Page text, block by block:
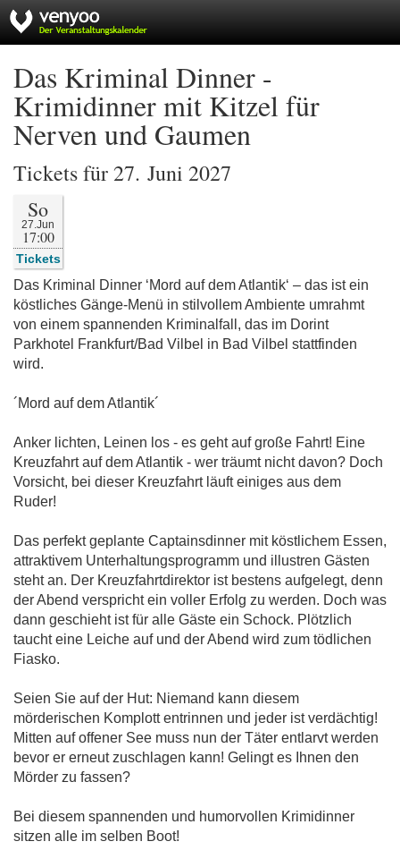
Das Kriminal Dinner -
Krimidinner mit Kitzel für
Nerven und Gaumen
Tickets für 27. Juni 2027
So
27.Jun
17:00
Tickets
Das Kriminal Dinner ‘Mord auf dem Atlantik‘ – das ist ein
köstliches Gänge-Menü in stilvollem Ambiente umrahmt
von einem spannenden Kriminalfall, das im Dorint
Parkhotel Frankfurt/Bad Vilbel in Bad Vilbel stattfinden
wird.
´Mord auf dem Atlantik´
Anker lichten, Leinen los - es geht auf große Fahrt! Eine
Kreuzfahrt auf dem Atlantik - wer träumt nicht davon? Doch
Vorsicht, bei dieser Kreuzfahrt läuft einiges aus dem
Ruder!
Das perfekt geplante Captainsdinner mit köstlichem Essen,
attraktivem Unterhaltungsprogramm und illustren Gästen
steht an. Der Kreuzfahrtdirektor ist bestens aufgelegt, denn
der Abend verspricht ein voller Erfolg zu werden. Doch was
dann geschieht ist für alle Gäste ein Schock. Plötzlich
taucht eine Leiche auf und der Abend wird zum tödlichen
Fiasko.
Seien Sie auf der Hut: Niemand kann diesem
mörderischen Komplott entrinnen und jeder ist verdächtig!
Mitten auf offener See muss nun der Täter entlarvt werden
bevor er erneut zuschlagen kann! Gelingt es Ihnen den
Mörder zu fassen?
Bei diesem spannenden und humorvollen Krimidinner
sitzen alle im selben Boot!